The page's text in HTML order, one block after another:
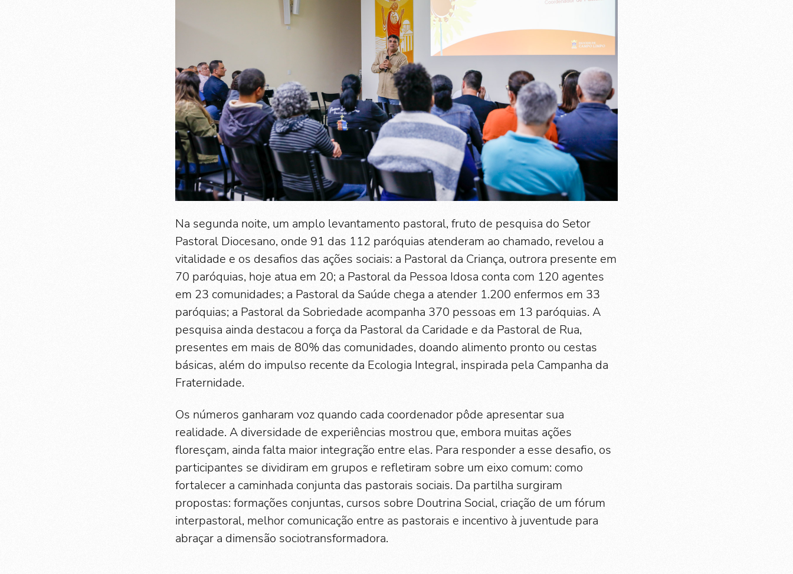
Na segunda noite, um amplo levantamento pastoral, fruto de pesquisa do Setor
Pastoral Diocesano, onde 91 das 112 paróquias atenderam ao chamado, revelou a
vitalidade e os desafios das ações sociais: a Pastoral da Criança, outrora presente em
70 paróquias, hoje atua em 20; a Pastoral da Pessoa Idosa conta com 120 agentes
em 23 comunidades; a Pastoral da Saúde chega a atender 1.200 enfermos em 33
paróquias; a Pastoral da Sobriedade acompanha 370 pessoas em 13 paróquias. A
pesquisa ainda destacou a força da Pastoral da Caridade e da Pastoral de Rua,
presentes em mais de 80% das comunidades, doando alimento pronto ou cestas
básicas, além do impulso recente da Ecologia Integral, inspirada pela Campanha da
Fraternidade.
Os números ganharam voz quando cada coordenador pôde apresentar sua
realidade. A diversidade de experiências mostrou que, embora muitas ações
floresçam, ainda falta maior integração entre elas. Para responder a esse desafio, os
participantes se dividiram em grupos e refletiram sobre um eixo comum: como
fortalecer a caminhada conjunta das pastorais sociais. Da partilha surgiram
propostas: formações conjuntas, cursos sobre Doutrina Social, criação de um fórum
interpastoral, melhor comunicação entre as pastorais e incentivo à juventude para
abraçar a dimensão sociotransformadora.